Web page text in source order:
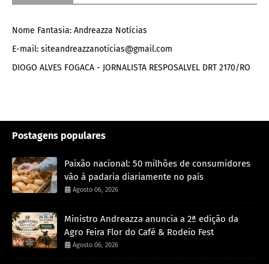
Nome Fantasia: Andreazza Notícias
E-mail: siteandreazzanoticias@gmail.com
DIOGO ALVES FOGACA - JORNALISTA RESPOSALVEL DRT 2170/RO
Postagens populares
Paixão nacional: 50 milhões de consumidores
vão à padaria diariamente no país
Agosto 06, 2026
Ministro Andreazza anuncia a 2ª edição da
Agro Feira Flor do Café & Rodeio Fest
Agosto 06, 2026